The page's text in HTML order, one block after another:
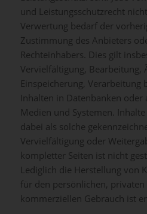
und Leistungsschutzrecht
Verwertung bedarf der
Zustimmung des Anbieters
Rechteinhabers. Dies gilt
Vervielfältigung, Bearbeitung,
Einspeicherung, Verarbeitung
Inhalten in Datenbanken
Medien und Systemen.
dabei als solche
Vervielfältigung oder
kompletter Seiten ist nicht
Lediglich die Herstellung von
für den persönlichen,
kommerziellen Gebrauch ist